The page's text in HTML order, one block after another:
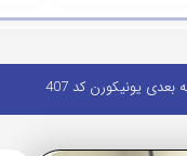
یونیکورن کد 407